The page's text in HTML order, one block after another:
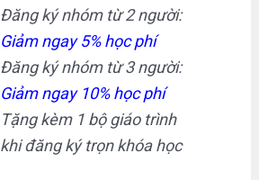
Đăng ký nhóm từ 2 người:
Giảm ngay 5% học phí
Đăng ký nhóm từ 3 người:
Giảm ngay 10% học phí
Tặng kèm 1 bộ giáo trình
khi đăng ký trọn khóa học